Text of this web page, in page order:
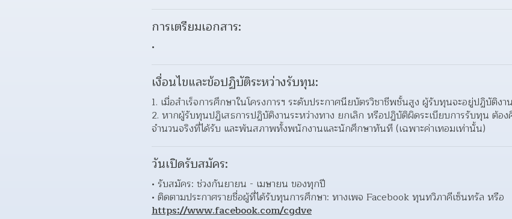
การเตรียมเอกสาร:
เงื่อนไขและข้อปฏิบัติระหว่างรับทุน:
1. เมื่อสำเร็จการศึกษาในโครงการฯ ระดับประกาศนียบัตรวิชาชีพชั้นสูง ผู้รับทุนจะอยู่ปฏิบัติง
2. หากผู้รับทุนปฏิเสธการปฏิบัติงานระหว่างทาง ยกเลิก หรือปฏิบัติผิดระเบียบการรับทุน ต้อ
จำนวนจริงที่ได้รับ และพ้นสภาพทั้งพนักงานและนักศึกษาทันที (เฉพาะค่าเทอมเท่านั้น)
วันเปิดรับสมัคร:
• รับสมัคร: ช่วงกันยายน - เมษายน ของทุกปี
https://www.facebook.com/cgdve